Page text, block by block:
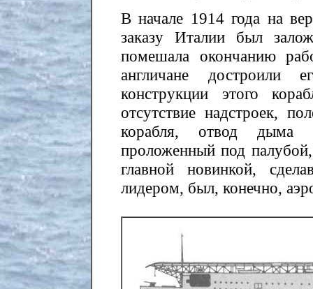
В начале 1914 года на
заказу Италии был
помешала окончанию
англичане достроили
конструкции этого
отсутствие надстроек,
корабля, отвод дыма
проложенный под
главной новинкой,
лидером, был, конечно,